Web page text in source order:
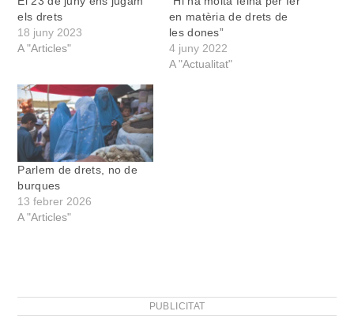
els drets
18 juny 2023
A "Articles"
en matèria de drets de
les dones”
4 juny 2022
A "Actualitat"
Parlem de drets, no de
burques
13 febrer 2026
A "Articles"
PUBLICITAT